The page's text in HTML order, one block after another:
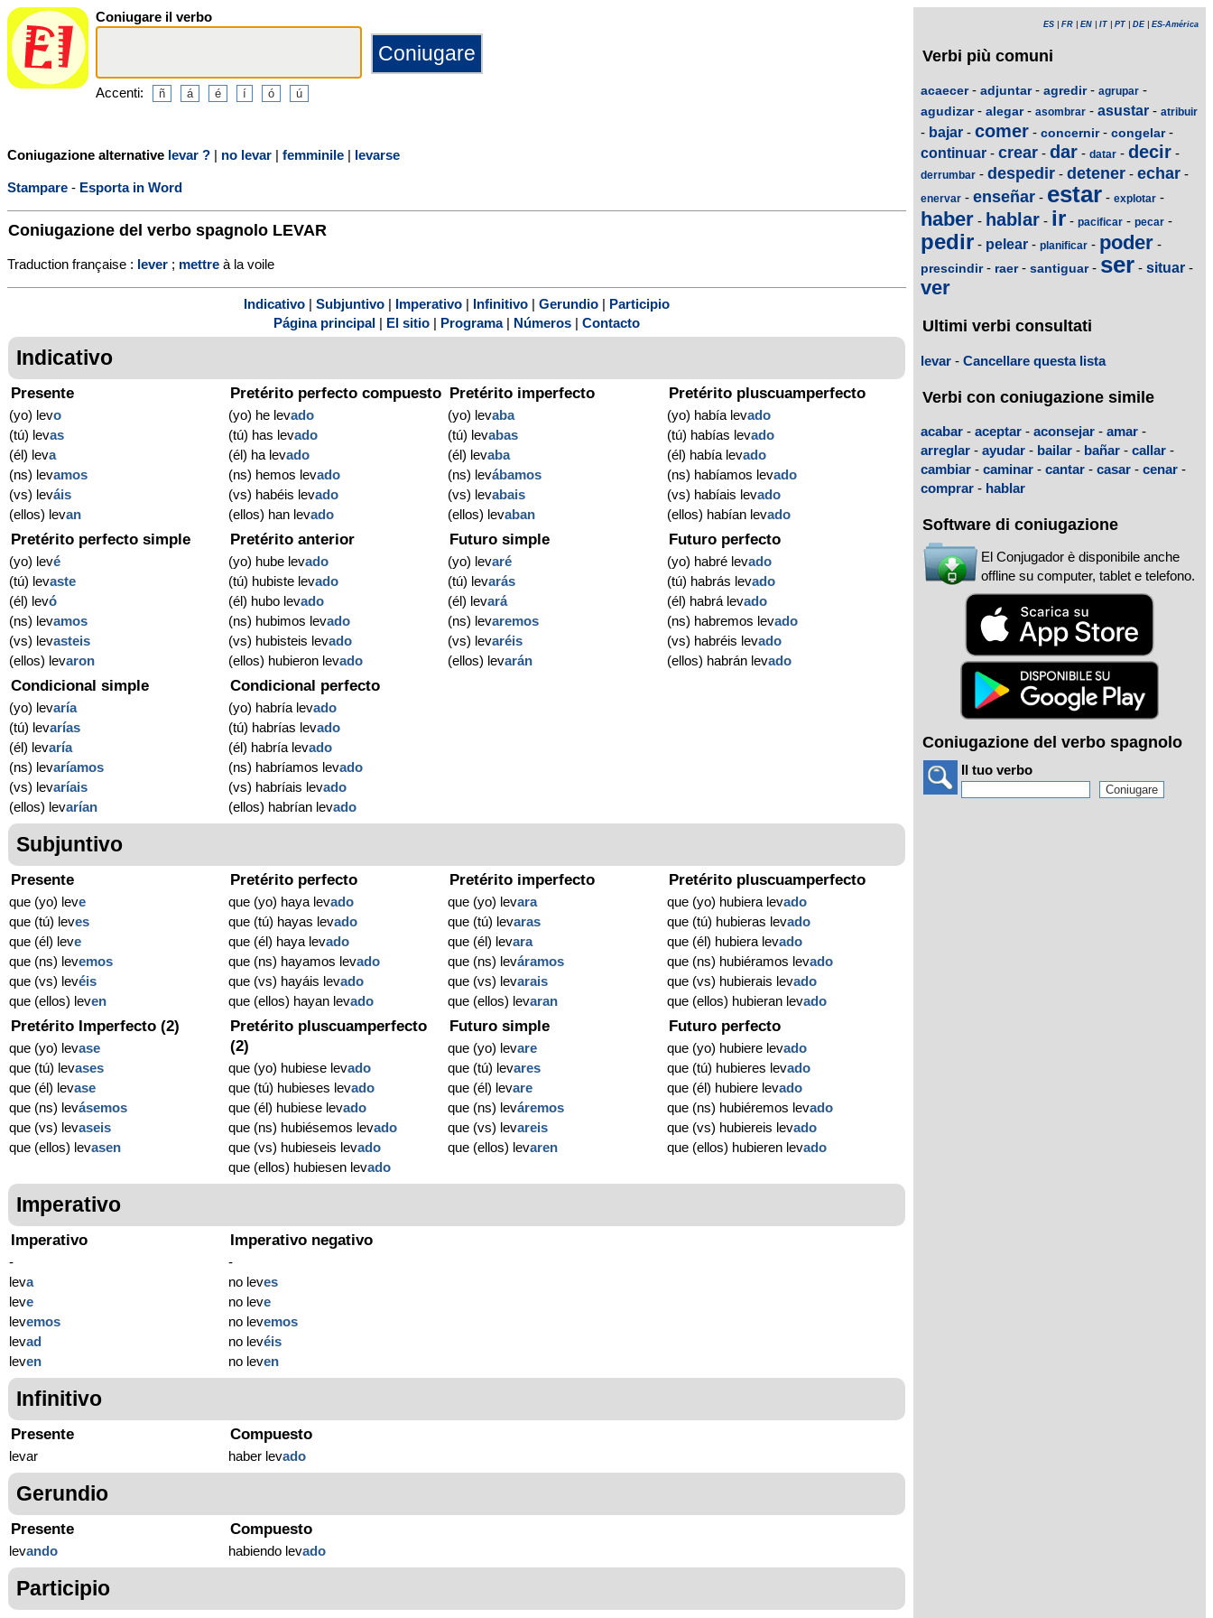
Coniugare il verbo
Accenti:
Coniugazione alternative levar ? | no levar | femminile | levarse
Stampare - Esporta in Word
Coniugazione del verbo spagnolo LEVAR
Traduction française : lever ; mettre à la voile
Indicativo Subjuntivo Imperativo Infinitivo Gerundio
Participio
Página principal
El sitio Programa| Números Contacto
Indicativo
Presente
(yo) levo
(tú) levas
(él) leva
(ns) levamos
(vs) leváis
(ellos) levan
Pretérito perfecto compuesto
(yo) he levado
(tú) has levado
(él) ha levado
(ns) hemos levado
(vs) habéis levado
(ellos) han levado
Pretérito imperfecto
(yo) levaba
(tú) levabas
(él) levaba
(ns) levábamos
(vs) levabais
(ellos) levaban
Pretérito pluscuamperfecto
(yo) había levado
(tú) habías levado
(él) había levado
(ns) habíamos levado
(vs) habíais levado
(ellos) habían levado
Pretérito perfecto simple
(yo) levé
(tú) levaste
(él) levó
(ns) levamos
(vs) levasteis
(ellos) levaron
Pretérito anterior
(yo) hube levado
(tú) hubiste levado
(él) hubo levado
(ns) hubimos levado
(vs) hubisteis levado
(ellos) hubieron levado
Futuro simple
(yo) levaré
(tú) levarás
(él) levará
(ns) levaremos
(vs) levaréis
(ellos) levarán
Futuro perfecto
(yo) habré levado
(tú) habrás levado
(él) habrá levado
(ns) habremos levado
(vs) habréis levado
(ellos) habrán levado
Condicional simple
(yo) levaría
(tú) levarías
(él) levaría
(ns) levaríamos
(vs) levaríais
(ellos) levarían
Condicional perfecto
(yo) habría levado
(tú) habrías levado
(él) habría levado
(ns) habríamos levado
(vs) habríais levado
(ellos) habrían levado
Subjuntivo
Presente
que (yo) leve
que (tú) leves
que (él) leve
que (ns) levemos
que (vs) levéis
que (ellos) leven
Pretérito perfecto
que (yo) haya levado
que (tú) hayas levado
que (él) haya levado
que (ns) hayamos levado
que (vs) hayáis levado
que (ellos) hayan levado
Pretérito imperfecto
que (yo) levara
que (tú) levaras
que (él) levara
que (ns) leváramos
que (vs) levarais
que (ellos) levaran
Pretérito pluscuamperfecto
que (yo) hubiera levado
que (tú) hubieras levado
que (él) hubiera levado
que (ns) hubiéramos levado
que (vs) hubierais levado
que (ellos) hubieran levado
Pretérito Imperfecto (2)
que (yo) levase
que (tú) levases
que (él) levase
que (ns) levásemos
que (vs) levaseis
que (ellos) levasen
Pretérito pluscuamperfecto
(2)
que (yo) hubiese levado
que (tú) hubieses levado
que (él) hubiese levado
que (ns) hubiésemos levado
que (vs) hubieseis levado
que (ellos) hubiesen levado
Futuro simple
que (yo) levare
que (tú) levares
que (él) levare
que (ns) leváremos
que (vs) levareis
que (ellos) levaren
Futuro perfecto
que (yo) hubiere levado
que (tú) hubieres levado
que (él) hubiere levado
que (ns) hubiéremos levado
que (vs) hubiereis levado
que (ellos) hubieren levado
Imperativo
Imperativo
-
leva
leve
levemos
levad
leven
Imperativo negativo
-
no leves
no leve
no levemos
no levéis
no leven
Infinitivo
Presente
levar
Compuesto
haber levado
Gerundio
Presente
levando
Compuesto
habiendo levado
Participio
ES FR EN IT PT DE| ES-América
Verbi più comuni
acaecer- adjuntar- agredir- agrupar -
agudizar- alegar- asombrar - asustar - atribuir
- bajar - comer - concernir- congelar-
continuar - crear - dar - datar - decir -
derrumbar - despedir - detener - echar -
enervar - enseñar - estar - explotar -
haber - hablar - ir - pacificar - pecar -
pedir - pelear - planificar - poder -
prescindir- raer- santiguar- ser - situar -
ver
Ultimi verbi consultati
levar - Cancellare questa lista
Verbi con coniugazione simile
acabar - aceptar - aconsejar - amar -
arreglar - ayudar - bailar - bañar - callar -
cambiar - caminar - cantar - casar - cenar -
comprar - hablar
Software di coniugazione
El Conjugador è disponibile anche
offline su computer, tablet e telefono.
Coniugazione del verbo spagnolo
Il tuo verbo